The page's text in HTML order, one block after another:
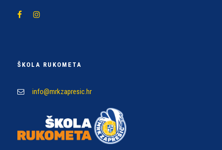
ŠKOLA RUKOMETA
info@mrkzapresic.hr